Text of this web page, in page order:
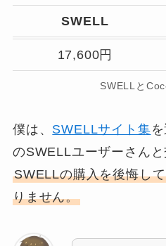
SWELL
17,600円
SWELLと
僕は、 SWELLサイト集
のSWELLユーザーさんと
SWELLの購入を後悔し
りません。